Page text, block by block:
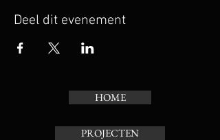
Deel dit evenement
HOME
PROJECTEN